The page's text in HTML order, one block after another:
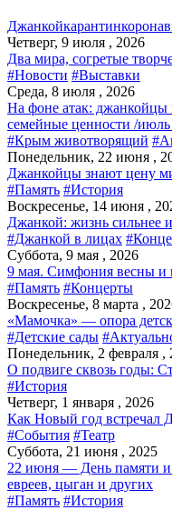
Джанкойкарантин
Четверг, 9 июля , 2026
Два мира, согретые
#Новости #Выставки
Среда, 8 июля , 2026
На фоне атак: джанкойцы
семейные ценности /июль
#Крым животворящий
Понедельник, 22 июня ,
Джанкойцы знают цену
#Память #История
Воскресенье, 14 июня ,
Джанкой: жизнь сильнее
#Джанкой в лицах
Суббота, 9 мая , 2026
9 мая. Симфония весны и
#Память #Концерты
Воскресенье, 8 марта ,
«Мамочка» — опора
#Детские сады
Понедельник, 2 февраля ,
О подвиге сквозь годы:
#История
Четверг, 1 января , 2026
Как Новый год встречал
#События #Театр
Суббота, 21 июня , 2025
22 июня — День памяти и
евреев, цыган и других
#Память #История